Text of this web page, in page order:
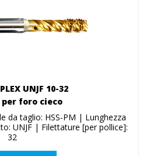
UNJF 10-32
foro cieco
da taglio: HSS-PM | Lunghezza
UNJF | Filettature [per pollice]:
32